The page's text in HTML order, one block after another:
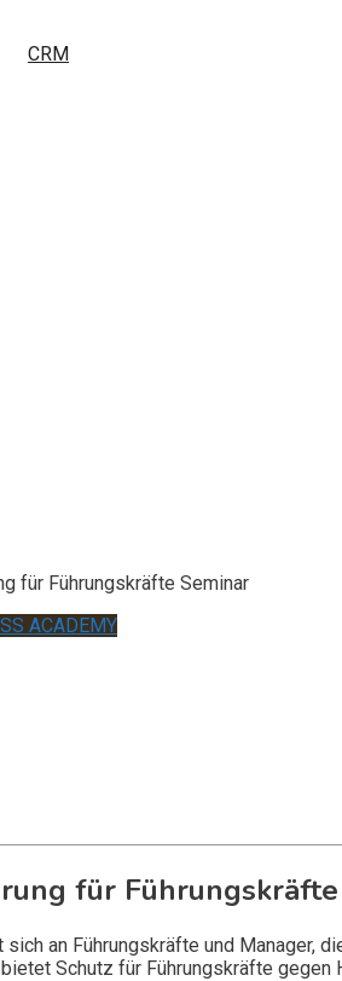
CRM
für Führungskräfte Seminar
ACADEMY
für
an Führungskräfte und Manager,
Schutz für Führungskräfte